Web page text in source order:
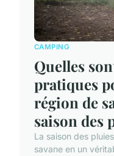
CAMPING
Quelles
pratiques
région de
saison des
La saison des
savane en un